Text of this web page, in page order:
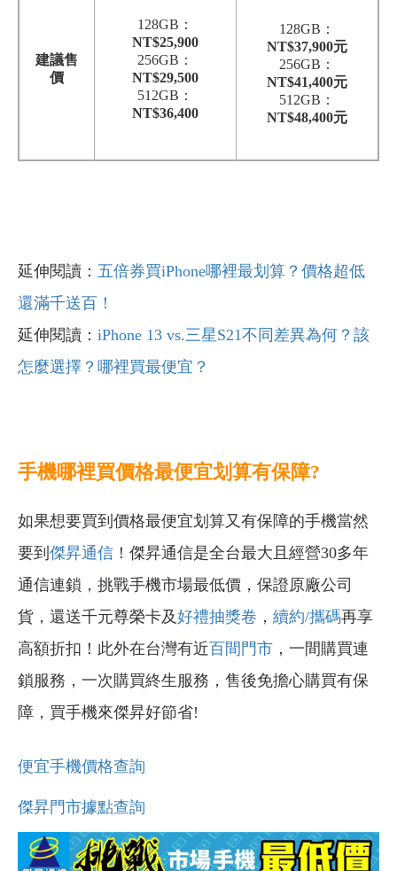
建議售
價
128GB：
NT$25,900
256GB：
NT$29,500
512GB：
NT$36,400
128GB：
NT$37,900元
256GB：
NT$41,400元
512GB：
NT$48,400元
延伸閱讀： 五倍券買iPhone哪裡最划算？價格超低
還滿千送百！
延伸閱讀： iPhone 13 vs.三星S21不同差異為何？該
怎麼選擇？哪裡買最便宜？
手機哪裡買價格最便宜划算有保障?
如果想要買到價格最便宜划算又有保障的手機當然
要到 傑昇通信 ！傑昇通信是全台最大且經營30多年
通信連鎖，挑戰手機市場最低價，保證原廠公司
貨，還送千元尊榮卡及好禮抽獎卷 ， 續約/攜碼再享
高額折扣！此外在台灣有近百間門市 ，一間購買連
鎖服務，一次購買終生服務，售後免擔心購買有保
障，買手機來傑昇好節省!
便宜手機價格查詢
傑昇門市據點查詢